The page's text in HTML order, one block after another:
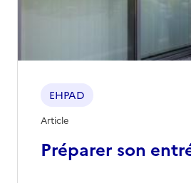
Préparer son
EHPAD
Article